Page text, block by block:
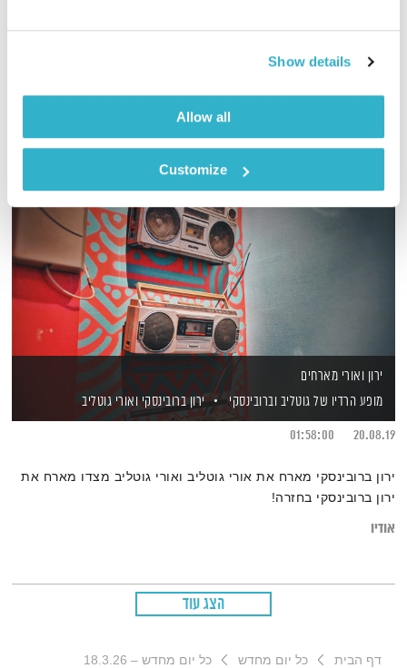
Show details
Allow all
Customize
אודיו
ירון ואורי מארחים
מופע הרדיו של גוטליב וברובינסקי
ירון ברובינסקיואורי גוטליב
20.08.19
01:58:00
ירון ברובינסקי מארח את אורי גוטליב ואורי גוטליב מצדו מארח את
ירון ברובינסקי בחזרה!
אודיו
הצג עוד
דף הבית כל יום מחדש כל יום מחדש – 18.3.26